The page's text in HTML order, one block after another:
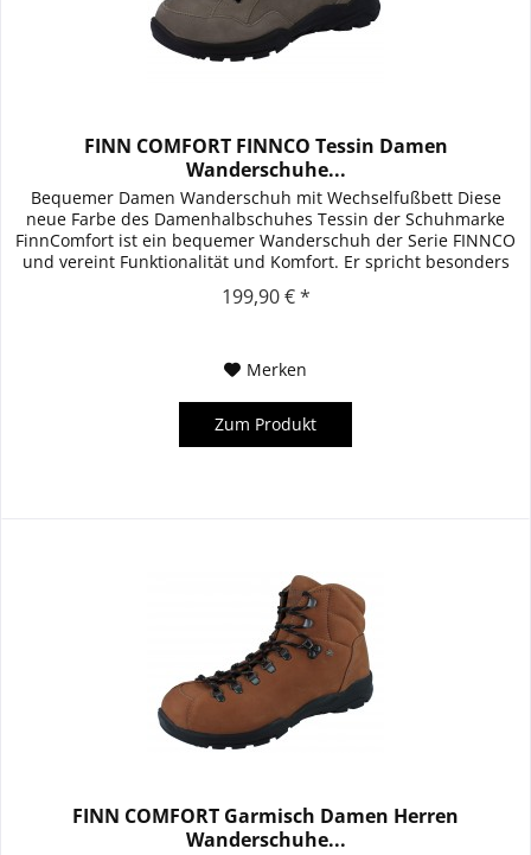
FINN COMFORT FINNCO Tessin Damen
Wanderschuhe...
Bequemer Damen Wanderschuh mit Wechselfußbett Diese
neue Farbe des Damenhalbschuhes Tessin der Schuhmarke
FinnComfort ist ein bequemer Wanderschuh der Serie FINNCO
und vereint Funktionalität und Komfort. Er spricht besonders
199,90 € *
Merken
Zum Produkt
FINN COMFORT Garmisch Damen Herren
Wanderschuhe...